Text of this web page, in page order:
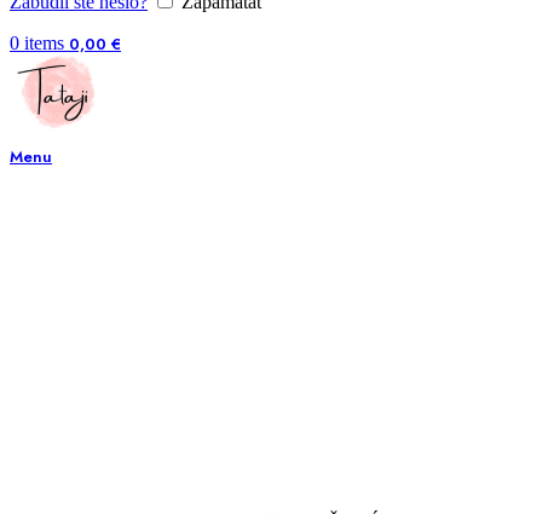
0 items 0,00 €
Menu